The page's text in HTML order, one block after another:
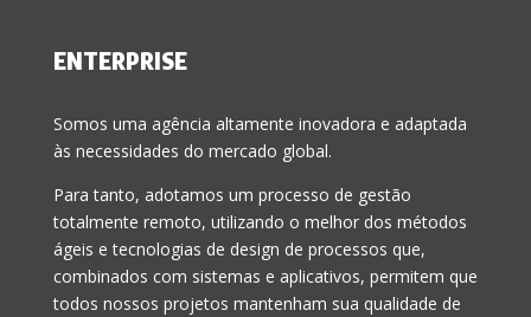
ENTERPRISE
Somos uma agência altamente inovadora e adaptada
às necessidades do mercado global.
Para tanto, adotamos um processo de gestão
totalmente remoto, utilizando o melhor dos métodos
ágeis e tecnologias de design de processos que,
combinados com sistemas e aplicativos, permitem que
todos nossos projetos mantenham sua qualidade de